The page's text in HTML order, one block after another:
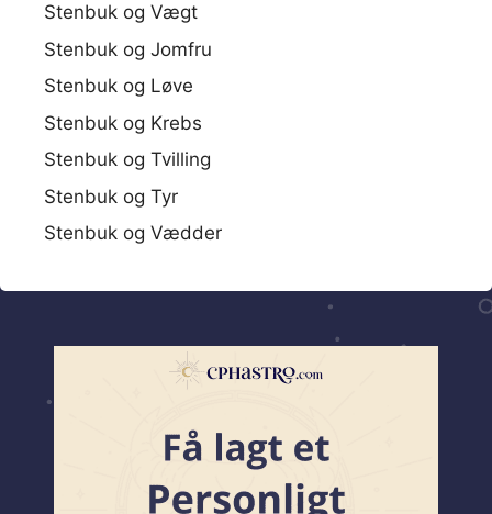
Stenbuk og Vægt
Stenbuk og Jomfru
Stenbuk og Løve
Stenbuk og Krebs
Stenbuk og Tvilling
Stenbuk og Tyr
Stenbuk og Vædder